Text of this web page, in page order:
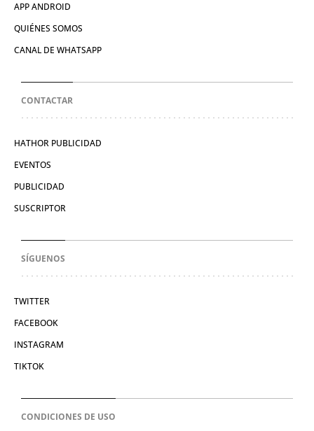
APP ANDROID
QUIÉNES SOMOS
CANAL DE WHATSAPP
CONTACTAR
HATHOR PUBLICIDAD
EVENTOS
PUBLICIDAD
SUSCRIPTOR
SÍGUENOS
TWITTER
FACEBOOK
INSTAGRAM
TIKTOK
CONDICIONES DE USO